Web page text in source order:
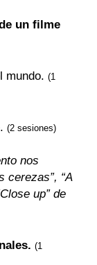
un filme
mundo. (1
(2 sesiones)
nos
cerezas”, “A
up” de
(1